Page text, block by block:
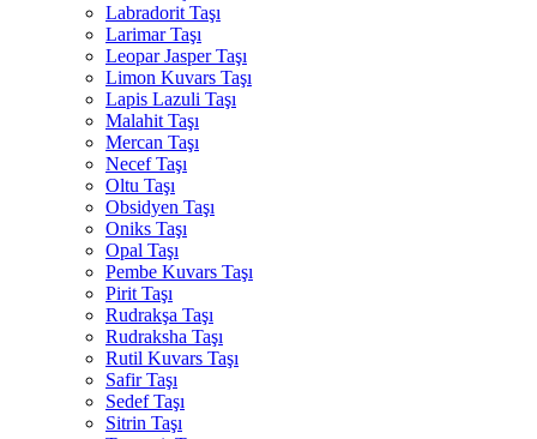
Labradorit Taşı
Larimar Taşı
Leopar Jasper Taşı
Limon Kuvars Taşı
Lapis Lazuli Taşı
Malahit Taşı
Mercan Taşı
Necef Taşı
Oltu Taşı
Obsidyen Taşı
Oniks Taşı
Opal Taşı
Pembe Kuvars Taşı
Pirit Taşı
Rudrakşa Taşı
Rudraksha Taşı
Rutil Kuvars Taşı
Safir Taşı
Sedef Taşı
Sitrin Taşı